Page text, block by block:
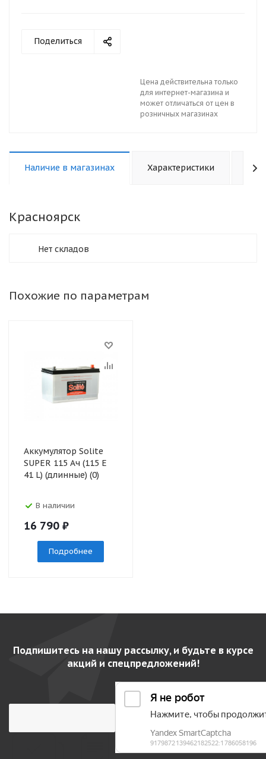
Поделиться
Цена действительна только
для интернет-магазина и
может отличаться от цен в
розничных магазинах
Наличие в магазинах Характеристики
Красноярск
Нет складов
Похожие по параметрам
Аккумулятор Solite
SUPER 115 Ач (115 E
41 L) (длинные) (0)
В наличии
16 790 ₽
Подробнее
Подпишитесь на нашу рассылку, и будьте в курсе
акций и спецпредложений!